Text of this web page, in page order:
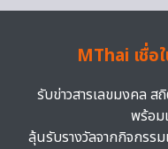
MThai เชื่อ
รับข่าวสารเลขมงคล ส
พร้อม
ลุ้นรับรางวัลจากกิจกรร